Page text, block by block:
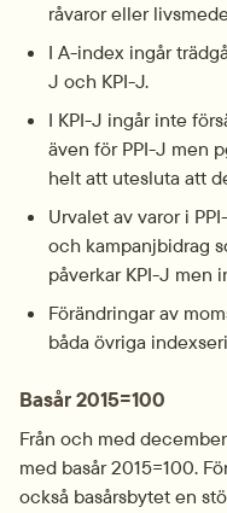
råvaror eller
I A-index ingår
J och KPI-J.
I KPI-J ingår inte
även för PPI-J men
helt att utesluta att
Urvalet av varor i
och kampanjbidrag
påverkar KPI-J men
Förändringar av
båda övriga
Basår 2015=100
Från och med
med basår 2015=100.
också basårsbytet en